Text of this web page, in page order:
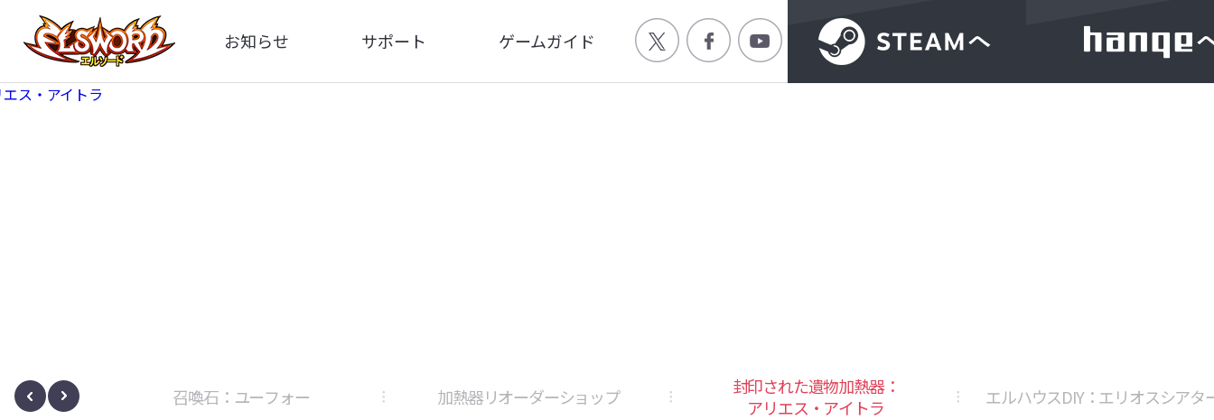
お知らせ
全体
サポート
FAQ
ゲームガイド
ゲーム特徴
サノヴァ 召喚石：ユーフォー 加熱器リオーダーショップ
封印された遺物加熱器：
アリエス・アイトラ
エルハウスDIY：エリオスシアタ